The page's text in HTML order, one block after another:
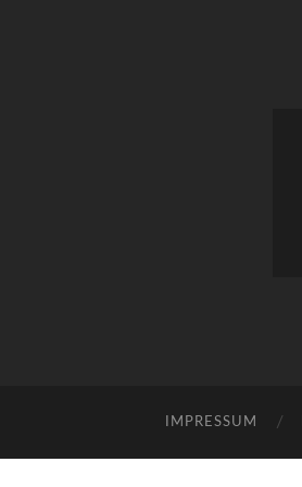
IMPRESSUM